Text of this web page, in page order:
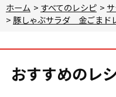
ホーム > すべてのレシピ >
> 豚しゃぶサラダ 金ごまド
おすすめのレ